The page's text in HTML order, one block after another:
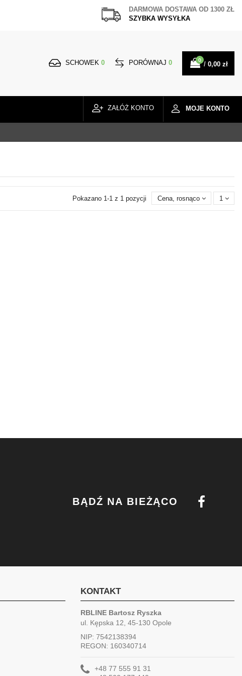
DARMOWA DOSTAWA OD 1300 ZŁ
SZYBKA WYSYŁKA
SCHOWEK 0 PORÓWNAJ 0 0
/ 0,00 zł
MOJE KONTO
ZAŁÓŻ KONTO
Pokazano 1-1 z 1 pozycji Cena, rosnąco 1
BĄDŹ NA BIEŻĄCO
KONTAKT
RBLINE Bartosz Ryszka
ul. Kępska 12, 45-130 Opole
NIP: 7542138394
REGON: 160340714
+48 77 555 91 31